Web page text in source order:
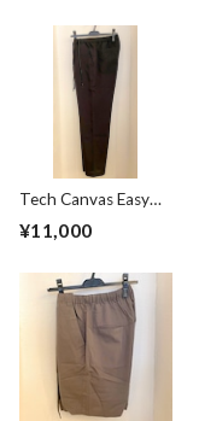
Tech Canvas Easy
Pants Black
¥11,000